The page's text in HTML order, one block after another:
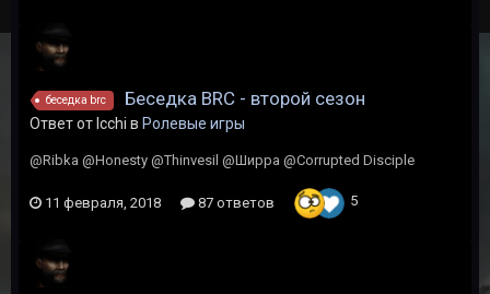
беседка brc Беседка BRC - второй сезон
Ответ от Icchi в Ролевые игры
@Ribka @Honesty @Thinvesil @Ширра @Corrupted Disciple
11 февраля, 2018 87 ответов 5